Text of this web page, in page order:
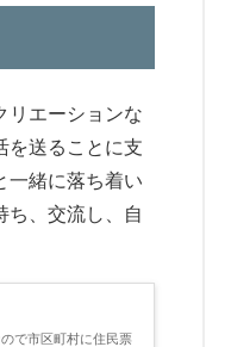
リエーションな
を送ることに支
一緒に落ち着い
ち、交流し、自
で市区町村に住民票